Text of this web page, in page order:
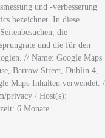
und -verbesserung
bezeichnet. In diese
die
und die für den
// Name: Google Maps
Barrow Street, Dublin 4,
Maps-Inhalten verwendet. /
privacy / Host(s):
6 Monate